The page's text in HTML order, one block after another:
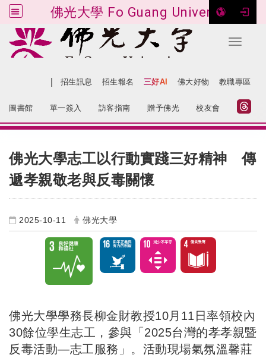
佛光大學 Fo Guang University
Toggle
跳到主要內容
招生訊息 招生報名 三好AI 佛大好物 教職專區
圖書館 單一簽入 訪客指南 贈予佛光 校友會
佛光大學志工以行動實踐三好精神 傳
遞孝親敬老與反毒關懷
2025-10-11 佛光大學
佛光大學學務長柳金財教授10月11日率領校內
30餘位學生志工，參與「2025台灣的孝孝親暨
反毒活動—志工服務」。活動現場氣氛溫馨莊